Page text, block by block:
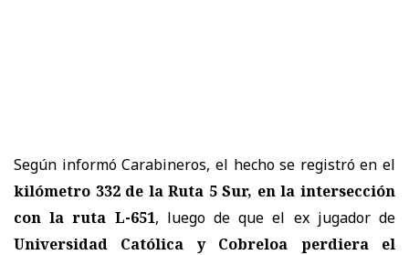
Según informó Carabineros, el hecho se registró en el
kilómetro 332 de la Ruta 5 Sur, en la intersección
con la ruta L-651, luego de que el ex jugador de
Universidad Católica y Cobreloa perdiera el